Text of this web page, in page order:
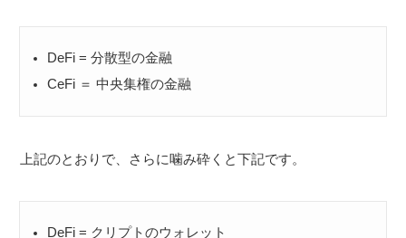
DeFi = 分散型の金融
CeFi ＝ 中央集権の金融
上記のとおりで、さらに噛み砕くと下記です。
DeFi = クリプトのウォレット